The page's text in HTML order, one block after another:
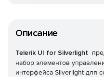
Описание
Telerik UI for Silverlight
набор элементов
интерфейса Silverlight для